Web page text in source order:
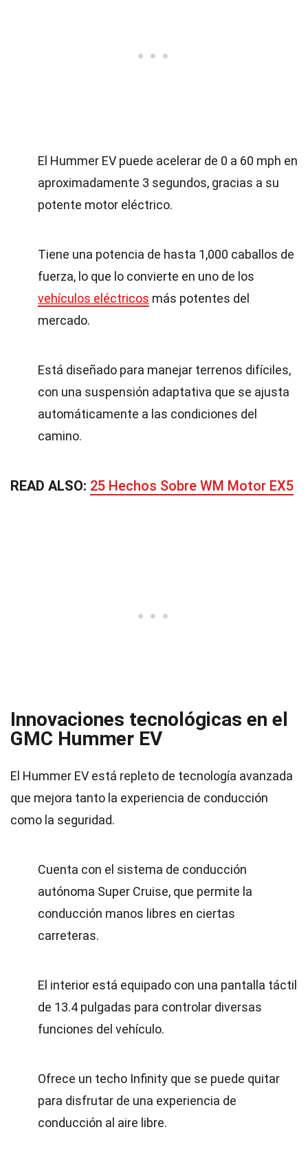
El Hummer EV puede acelerar de 0 a 60 mph en
aproximadamente 3 segundos, gracias a su
potente motor eléctrico.
Tiene una potencia de hasta 1,000 caballos de
fuerza, lo que lo convierte en uno de los
vehículos eléctricos más potentes del
mercado.
Está diseñado para manejar terrenos difíciles,
con una suspensión adaptativa que se ajusta
automáticamente a las condiciones del
camino.
READ ALSO: 25 Hechos Sobre WM Motor EX5
Innovaciones tecnológicas en el
GMC Hummer EV
El Hummer EV está repleto de tecnología avanzada
que mejora tanto la experiencia de conducción
como la seguridad.
Cuenta con el sistema de conducción
autónoma Super Cruise, que permite la
conducción manos libres en ciertas
carreteras.
El interior está equipado con una pantalla táctil
de 13.4 pulgadas para controlar diversas
funciones del vehículo.
Ofrece un techo Infinity que se puede quitar
para disfrutar de una experiencia de
conducción al aire libre.